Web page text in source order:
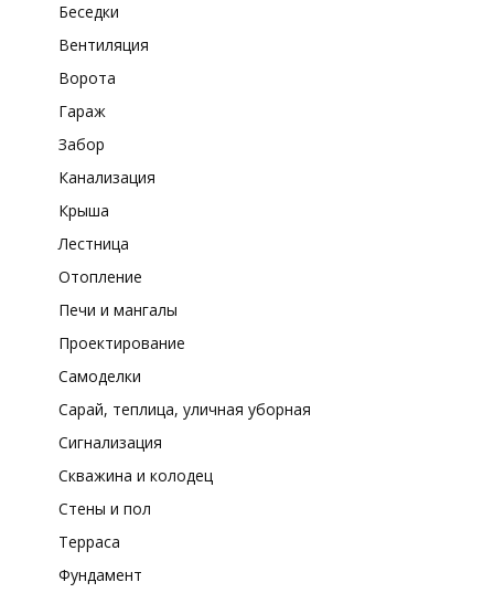
Беседки
Вентиляция
Ворота
Гараж
Забор
Канализация
Крыша
Лестница
Отопление
Печи и мангалы
Проектирование
Самоделки
Сарай, теплица, уличная уборная
Сигнализация
Скважина и колодец
Стены и пол
Терраса
Фундамент